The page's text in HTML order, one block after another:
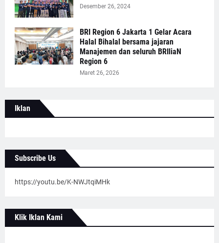
Desember 26, 2024
BRI Region 6 Jakarta 1 Gelar Acara
Halal Bihalal bersama jajaran
Manajemen dan seluruh BRIliaN
Region 6
Maret 26, 2026
Iklan
Subscribe Us
https://youtu.be/K-NWJtqiMHk
Klik Iklan Kami